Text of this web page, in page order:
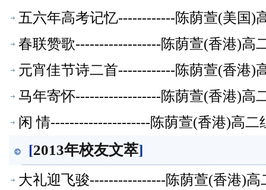
五六年高考记忆------------陈荫萱(美国)
春联赞歌------------------陈荫萱(香港)高
元宵佳节诗二首------------陈荫萱(香港)
马年寄怀------------------陈荫萱(香港)高
闲 情---------------------陈荫萱(香港)高二
[2013年校友文萃]
大礼迎飞骏----------------陈荫萱(香港)高